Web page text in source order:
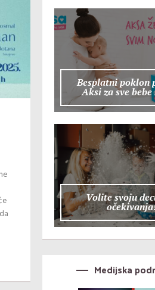
Besplatni poklon
Aksi za sve
Volite svoju
Medijska